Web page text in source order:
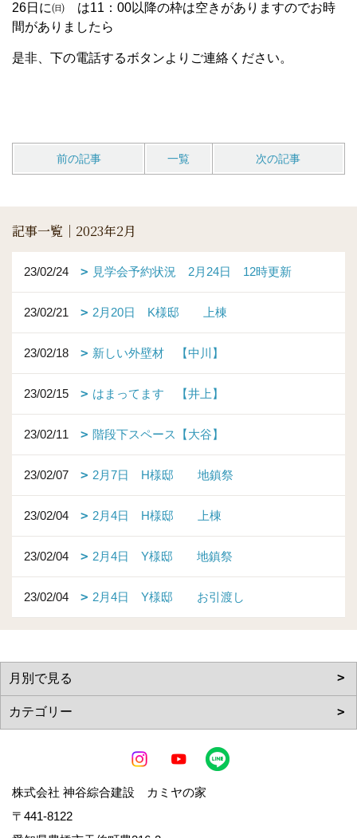
26日に㈰ は11：00以降の枠は空きがありますのでお時
間がありましたら
是非、下の電話するボタンよりご連絡ください。
前の記事 一覧 次の記事
記事一覧｜2023年2月
23/02/24 見学会予約状況 2月24日 12時更新
23/02/21 2月20日 K様邸 上棟
23/02/18 新しい外壁材 【中川】
23/02/15 はまってます 【井上】
23/02/11 階段下スペース【大谷】
23/02/07 2月7日 H様邸 地鎮祭
23/02/04 2月4日 H様邸 上棟
23/02/04 2月4日 Y様邸 地鎮祭
23/02/04 2月4日 Y様邸 お引渡し
株式会社 神谷綜合建設 カミヤの家
〒441-8122